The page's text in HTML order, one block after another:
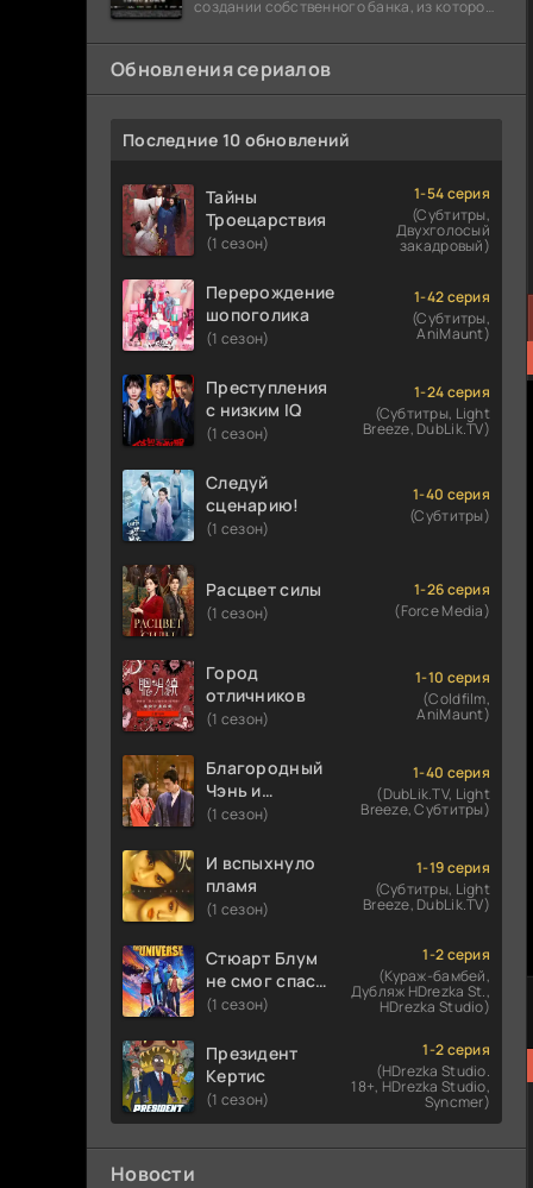
создании собственного банка, из которого
долларов. Однако,
Обновления сериалов
Последние 10 обновлений
Тайны
Троецарствия
(1 сезон)
1-54 серия
(Субтитры,
Двухголосый
закадровый)
Перерождение
шопоголика
(1 сезон)
1-42 серия
(Субтитры,
AniMaunt)
Преступления
с низким IQ
(1 сезон)
1-24 серия
(Субтитры, Light
Breeze, DubLik.TV)
Следуй
сценарию!
(1 сезон)
1-40 серия
(Субтитры)
Расцвет силы
(1 сезон)
1-26 серия
(Force Media)
Город
отличников
(1 сезон)
1-10 серия
(Coldfilm,
AniMaunt)
Благородный
Чэнь и
прекрасная
(1 сезон)
1-40 серия
(DubLik.TV, Light
Breeze, Субтитры)
И вспыхнуло
пламя
(1 сезон)
1-19 серия
(Субтитры, Light
Breeze, DubLik.TV)
Стюарт Блум
не смог спасти
вселенную
(1 сезон)
1-2 серия
(Кураж-бамбей,
Дубляж HDrezka St.,
HDrezka Studio)
Президент
Кертис
(1 сезон)
1-2 серия
(HDrezka Studio.
18+, HDrezka Studio,
Syncmer)
Новости